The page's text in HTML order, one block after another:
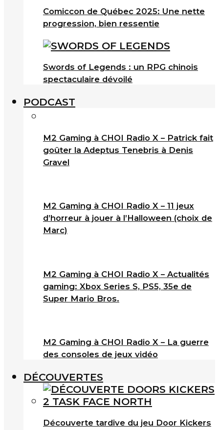
Comiccon de Québec 2025: Une nette
progression, bien ressentie
Swords of Legends : un RPG chinois
spectaculaire dévoilé
PODCAST
M2 Gaming à CHOI Radio X – Patrick fait
goûter la Adeptus Tenebris à Denis
Gravel
M2 Gaming à CHOI Radio X – 11 jeux
d’horreur à jouer à l’Halloween (choix de
Marc)
M2 Gaming à CHOI Radio X – Actualités
gaming: Xbox Series S, PS5, 35e de
Super Mario Bros.
M2 Gaming à CHOI Radio X – La guerre
des consoles de jeux vidéo
DÉCOUVERTES
Découverte tardive du jeu Door Kickers